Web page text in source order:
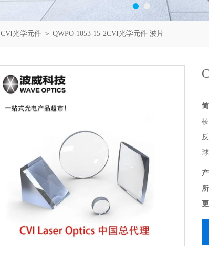
CVI光学元件 ＞ QWPO-1053-15-2CVI光学元件 波片